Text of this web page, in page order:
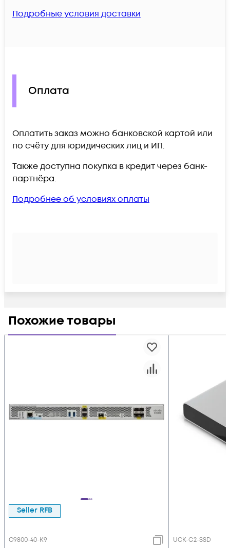
Подробные условия доставки
Оплата
Оплатить заказ можно банковской картой или
по счёту для юридических лиц и ИП.
Также доступна покупка в кредит через банк-
партнёра.
Подробнее об условиях оплаты
Похожие товары
Seller RFB
C9800-40-K9 UCK-G2-SSD